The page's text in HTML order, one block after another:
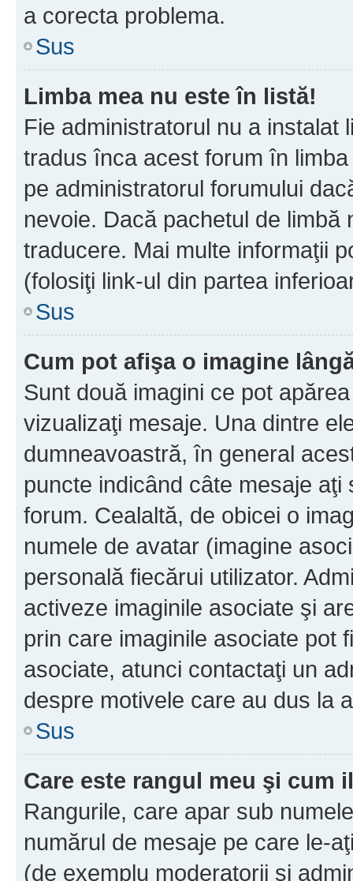
a corecta problema.
Sus
Limba mea nu este în listă!
Fie administratorul nu a instalat
tradus înca acest forum în
pe administratorul forumului
nevoie. Dacă pachetul de
traducere. Mai multe informaţii
(folosiţi link-ul din partea
Sus
Cum pot afişa o imagine
Sunt două imagini ce pot
vizualizaţi mesaje. Una dintre
dumneavoastră, în general
puncte indicând câte mesaje
forum. Cealaltă, de obicei o
numele de avatar (imagine
personală fiecărui utilizator.
activeze imaginile asociate şi
prin care imaginile asociate pot
asociate, atunci contactaţi un
despre motivele care au dus la
Sus
Care este rangul meu şi cum
Rangurile, care apar sub
numărul de mesaje pe care le-
(de exemplu moderatorii şi